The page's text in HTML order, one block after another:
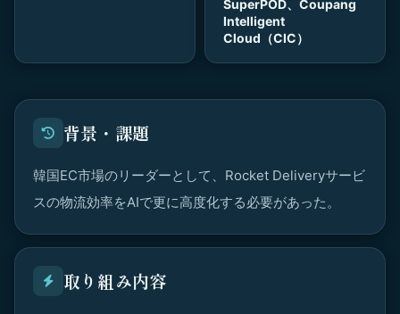
SuperPOD、Coupang
Intelligent
Cloud（CIC）
背景・課題
韓国EC市場のリーダーとして、Rocket Deliveryサービ
スの物流効率をAIで更に高度化する必要があった。
取り組み内容